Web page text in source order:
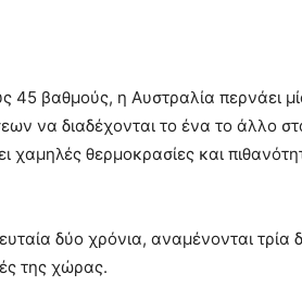
βαθμούς, η Αυστραλία περνάει
να διαδέχονται το ένα το άλλο
θερμοκρασίες και
δύο χρόνια, αναμένονται
της χώρας.